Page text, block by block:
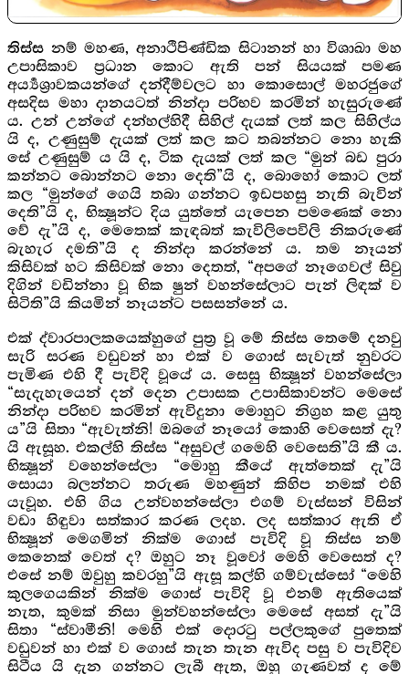
තිස්ස නම් මහණ, අනාථිපිණ්ඩික සිටානන් හා විශාඛා මහ
උපාසිකාව ප්‍රධාන කොට ඇති පන් සියයක් පමණ
අර්‍ය්‍යශ්‍රාවකයන්ගේ දන්දීම්වලට හා කොසොල් මහරජුගේ
අසදිස මහා දානයටත් නින්දා පරිභව කරමින් හැසුරුණේ
ය. උන් උන්ගේ දන්හල්හිදී සිහිල් දැයක් ලත් කල සිහිල්ය
යි ද, උණුසුම් දැයක් ලත් කල කට තබන්නට නො හැකි
සේ උණුසුම් ය යි ද, ටික දැයක් ලත් කල “මුන් බඩ පුරා
කන්නට බොන්නට නො දෙති”යි ද, බොහෝ කොට ලත්
කල “මුන්ගේ ගෙයි තබා ගන්නට ඉඩපහසු නැති බැවින්
දෙති”යි ද, භික්‍ෂූන්ට දිය යුත්තේ යැපෙන පමණෙක් නො
වේ දැ”යි ද, මෙතෙක් කැඳබත් කැවිලිපෙවිලි නිකරුණේ
බැහැර දමති”යි ද නින්දා කරන්නේ ය. තම නෑයන්
කිසිවක් හට කිසිවක් නො දෙතත්, “අපගේ නෑගෙවල් සිවු
දිගින් වඩින්නා වූ භික ෂුන් වහන්සේලාට පැන් ලිඳක් ව
සිටිති”යි කියමින් නෑයන්ට පසසන්නේ ය.
එක් ද්වාරපාලකයෙක්හුගේ පුත්‍ර වූ මේ තිස්ස තෙමේ දනවු
සැරි සරණ වඩුවන් හා එක් ව ගොස් සැවැත් නුවරට
පැමිණ එහි දී පැවිදි වූයේ ය. සෙසු භික්‍ෂූන් වහන්සේලා
“සැදැහැයෙන් දන් දෙන උපාසක උපාසිකාවන්ට මෙසේ
නින්දා පරිභව කරමින් ඇවිදුනා මොහුට නිග්‍රහ කළ යුතු
ය”යි සිතා “ඇවැත්නි! ඔබගේ නෑයෝ කොහි වෙසෙත් දැ?
යි ඇසූහ. එකල්හි තිස්ස “අසුවල් ගමෙහි වෙසෙති”යි කී ය.
භික්‍ෂූන් වහෙන්සේලා “මොහු කීයේ ඇත්තෙක් දැ”යි
සොයා බලන්නට තරුණ මහණුන් කිහිප නමක් එහි
යැවූහ. එහි ගිය උන්වහන්සේලා එගම් වැස්සන් විසින්
වඩා හිඳුවා සත්කාර කරණ ලදහ. ලද සත්කාර ඇති ඒ
භික්‍ෂූන් මෙගමින් නික්ම ගොස් පැවිදි වූ තිස්ස නම්
කෙනෙක් වෙත් ද? ඔහුට නෑ වූවෝ මෙහි වෙසෙත් ද?
එසේ නම් ඔවුහු කවරහු”යි ඇසූ කල්හි ගම්වැස්සෝ “මෙහි
කුලගෙයකින් නික්ම ගොස් පැවිදි වූ එනම් ඇතියෙක්
නැත, කුමක් නිසා මුන්වහන්සේලා මෙසේ අසත් දැ”යි
සිතා “ස්වාමීනි! මෙහි එක් දොරටු පල්ලකුගේ පුතෙක්
වඩුවන් හා එක් ව ගොස් තැන තැන ඇවිද පසු ව පැවිදිව
සිටීය යි දැන ගන්නට ලැබී ඇත, ඔහු ගැණවත් ද මේ